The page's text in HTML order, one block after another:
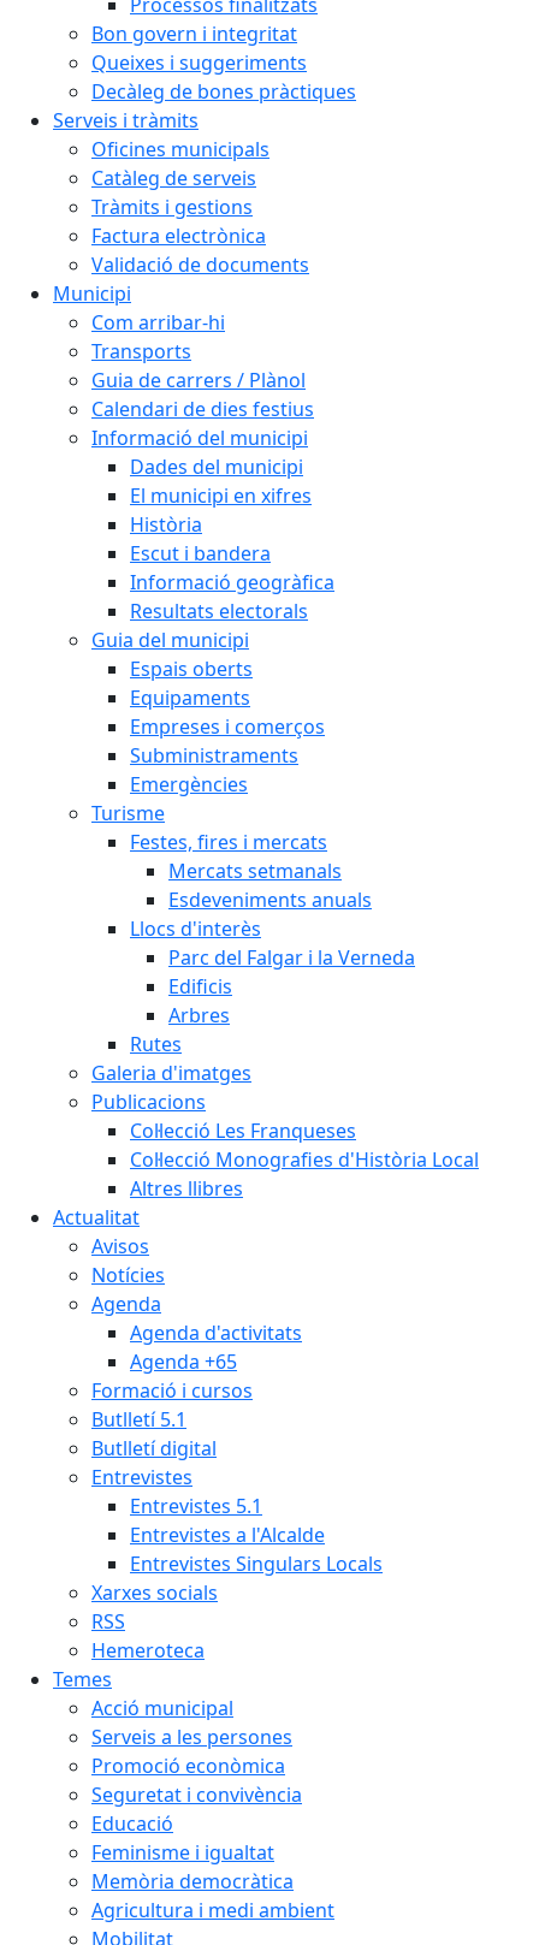
Bon govern i integritat
Queixes i suggeriments
Decàleg de bones pràctiques
Serveis i tràmits
Oficines municipals
Catàleg de serveis
Tràmits i gestions
Factura electrònica
Validació de documents
Municipi
Com arribar-hi
Transports
Guia de carrers / Plànol
Calendari de dies festius
Informació del municipi
Dades del municipi
El municipi en xifres
Història
Escut i bandera
Informació geogràfica
Resultats electorals
Guia del municipi
Espais oberts
Equipaments
Empreses i comerços
Subministraments
Emergències
Turisme
Festes, fires i mercats
Mercats setmanals
Esdeveniments anuals
Llocs d'interès
Parc del Falgar i la Verneda
Edificis
Arbres
Rutes
Galeria d'imatges
Publicacions
Col·lecció Les Franqueses
Col·lecció Monografies d'Història Local
Altres llibres
Actualitat
Avisos
Notícies
Agenda
Agenda d'activitats
Agenda +65
Formació i cursos
Butlletí 5.1
Butlletí digital
Entrevistes
Entrevistes 5.1
Entrevistes a l'Alcalde
Entrevistes Singulars Locals
Xarxes socials
RSS
Hemeroteca
Temes
Acció municipal
Serveis a les persones
Promoció econòmica
Seguretat i convivència
Educació
Feminisme i igualtat
Memòria democràtica
Agricultura i medi ambient
Mobilitat